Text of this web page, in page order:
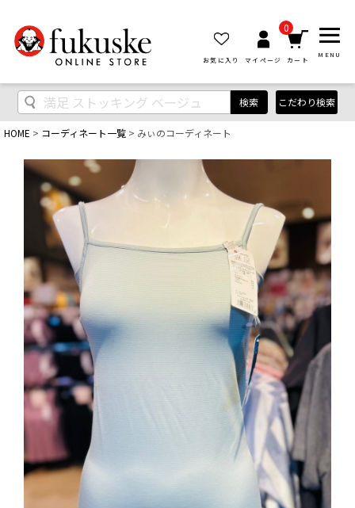
お気に入り マイページ
0
カート
MENU
検索 こだわり検索
HOME コーディネート一覧 みぃのコーディネート